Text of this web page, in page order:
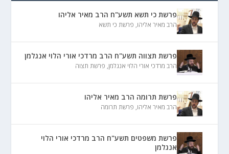
פרשת כי תשא תשע"ח הרב מאיר אליהו
הרב מאיר אליהו, פרשת כי תשא
פרשת תצווה תשע"ח הרב מרדכי אורי הלוי אנגלמן
הרב מרדכי אורי הלוי אנגלמן, פרשת תצוה
פרשת תרומה הרב מאיר אליהו
הרב מאיר אליהו, פרשת תרומה
פרשת משפטים תשע"ח הרב מרדכי אורי הלוי
אנגלמן